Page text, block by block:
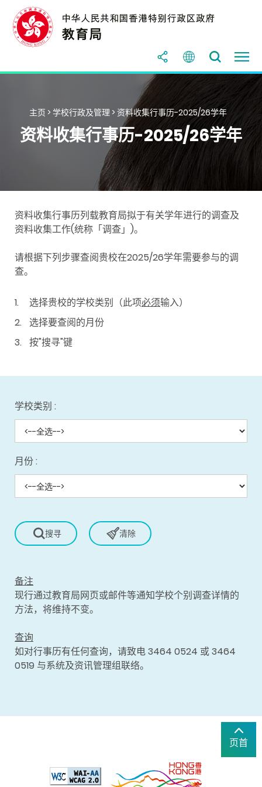
主页 > 学校行政及管理 > 资料收集行事历-2025/26学年
资料收集行事历-2025/26学年
资料收集行事历列载教育局拟于有关学年进行的调查及
资料收集工作(统称「调查」)。
请根据下列步骤查阅贵校在2025/26学年需要参与的调
查。
选择贵校的学校类别（此项必须输入）
选择要查阅的月份
按"搜寻"键
学校类别 :
月份 :
备注
现行通过教育局网页或邮件等通知学校个别调查详情的
方法，将维持不变。
查询
如对行事历有任何查询，请致电 3464 0524 或 3464
0519 与系统及资讯管理组联络。
页首